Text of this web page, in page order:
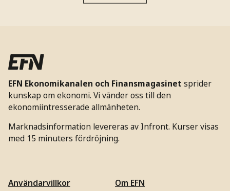
EFN Ekonomikanalen och Finansmagasinet sprider
kunskap om ekonomi. Vi vänder oss till den
ekonomiintresserade allmänheten.
Marknadsinformation levereras av Infront. Kurser visas
med 15 minuters fördröjning.
Användarvillkor
Om EFN